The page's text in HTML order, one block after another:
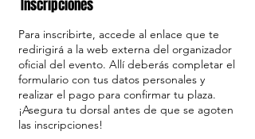
Inscripciones
Para inscribirte, accede al enlace que te
redirigirá a la web externa del organizador
oficial del evento. Allí deberás completar el
formulario con tus datos personales y
realizar el pago para confirmar tu plaza.
¡Asegura tu dorsal antes de que se agoten
las inscripciones!